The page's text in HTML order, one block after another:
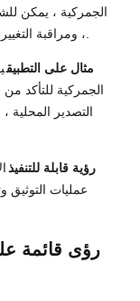
الجمركية ، يمكن
، ومراقبة التغييرات التنظيمية ، وإدارة مخاطر الامتثال المحتملة.
مثال على التطبيق
الجمركية للتأكد
التصدير المحلية
رؤية قابلة للتنفيذ
عمليات التوثيق
رؤى قائمة